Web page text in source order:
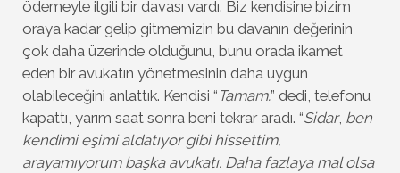
ödemeyle ilgili bir davası vardı. Biz kendisine bizim
oraya kadar gelip gitmemizin bu davanın değerinin
çok daha üzerinde olduğunu, bunu orada ikamet
eden bir avukatın yönetmesinin daha uygun
olabileceğini anlattık. Kendisi “ Tamam.” dedi, telefonu
kapattı, yarım saat sonra beni tekrar aradı. “Sidar, ben
kendimi eşimi aldatıyor gibi hissettim,
arayamıyorum başka avukatı. Daha fazlaya mal olsa